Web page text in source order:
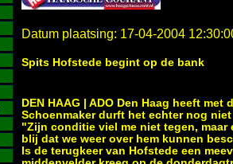
Datum plaatsing: 17-04-2004
Spits Hofstede begint op de bank
DEN HAAG | ADO Den Haag heeft met
Schoenmaker durft het echter nog
"Zijn conditie viel me niet tegen,
blij dat we weer over hem kunnen
Is de terugkeer van Hofstede een